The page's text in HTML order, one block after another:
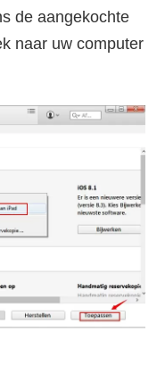
de aangekochte
naar uw computer